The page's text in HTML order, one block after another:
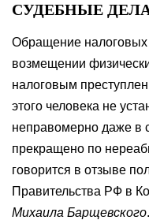
СУДЕБНЫЕ
Обращение налоговых
возмещении
налоговым
этого человека не
неправомерно даже в
прекращено по
говорится в отзыве
Правительства РФ в
Михаила Барщевского.